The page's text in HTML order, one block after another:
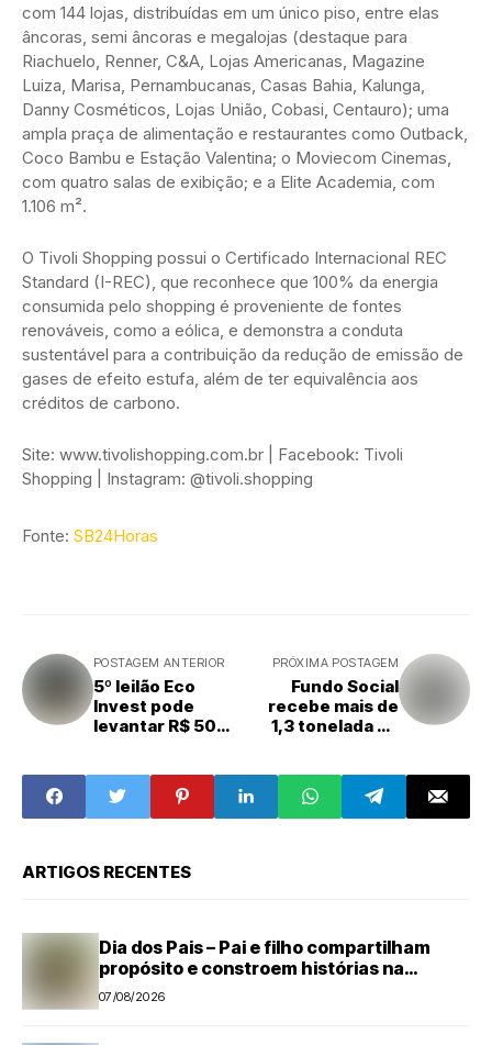
com 144 lojas, distribuídas em um único piso, entre elas
âncoras, semi âncoras e megalojas (destaque para
Riachuelo, Renner, C&A, Lojas Americanas, Magazine
Luiza, Marisa, Pernambucanas, Casas Bahia, Kalunga,
Danny Cosméticos, Lojas União, Cobasi, Centauro); uma
ampla praça de alimentação e restaurantes como Outback,
Coco Bambu e Estação Valentina; o Moviecom Cinemas,
com quatro salas de exibição; e a Elite Academia, com
1.106 m².
O Tivoli Shopping possui o Certificado Internacional REC
Standard (I-REC), que reconhece que 100% da energia
consumida pelo shopping é proveniente de fontes
renováveis, como a eólica, e demonstra a conduta
sustentável para a contribuição da redução de emissão de
gases de efeito estufa, além de ter equivalência aos
créditos de carbono.
Site: www.tivolishopping.com.br | Facebook: Tivoli
Shopping | Instagram: @tivoli.shopping
Fonte: SB24Horas
POSTAGEM ANTERIOR
5º leilão Eco
Invest pode
levantar R$ 50
PRÓXIMA POSTAGEM
Fundo Social
recebe mais de
1,3 tonelada de
Celebra
Americana
ARTIGOS RECENTES
Dia dos Pais – Pai e filho compartilham
propósito e constroem histórias na
Suzano, em Limeira (SP)
07/08/2026